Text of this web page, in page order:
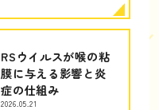
RSウイルスが喉の粘
膜に与える影響と炎
症の仕組み
2026.05.21